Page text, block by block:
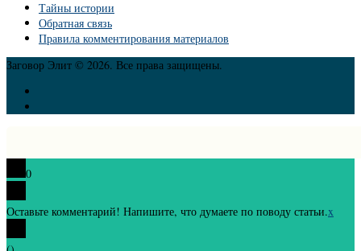
Тайны истории
Обратная связь
Правила комментирования материалов
Заговор Элит © 2026. Все права защищены.
0
Оставьте комментарий! Напишите, что думаете по поводу статьи.x